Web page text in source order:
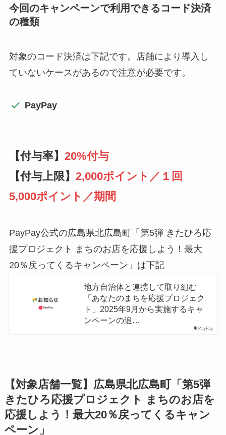
今回のキャンペーンで利用できるコード決済
の種類
対象のコード決済は下記です。店舗により導入し
ていないケースがあるので注意が必要です。
PayPay
【付与率】 20%付与
【付与上限】 2,000ポイント／１回
5,000ポイント／期間
PayPay公式の広島県北広島町「第5弾 きたひろ応
援プロジェクト まちのお店を応援しよう！最大
20％戻ってくるキャンペーン」は下記
PayPay
地方自治体と連携して取り組む
「あなたのまちを応援プロジェク
ト」2025年9月から実施するキャ
ンペーンの追…
【対象店舗一覧】広島県北広島町「第5弾
きたひろ応援プロジェクト まちのお店を
応援しよう！最大20％戻ってくるキャン
ペーン」